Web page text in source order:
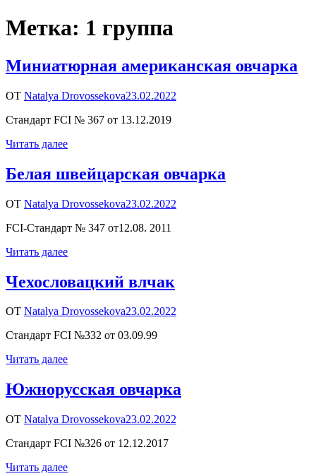
Метка: 1 группа
Миниатюрная американская овчарка
ОТ Natalya Drovossekova23.02.2022
Стандарт FCI № 367 от 13.12.2019
Читать далее
Белая швейцарская овчарка
ОТ Natalya Drovossekova23.02.2022
FCI-Стандарт № 347 от12.08. 2011
Читать далее
Чехословацкий влчак
ОТ Natalya Drovossekova23.02.2022
Стандарт FCI №332 от 03.09.99
Читать далее
Южнорусская овчарка
ОТ Natalya Drovossekova23.02.2022
Стандарт FCI №326 от 12.12.2017
Читать далее